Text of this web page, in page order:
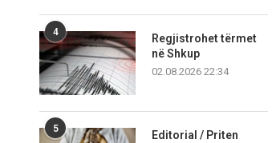
4
Regjistrohet tërmet
në Shkup
02.08.2026 22:34
5
Editorial / Priten